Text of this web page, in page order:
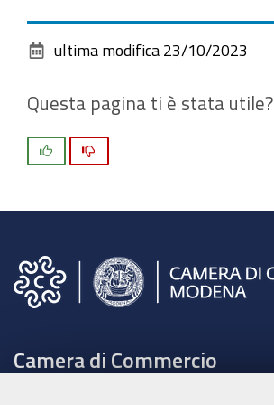
alle
originali…
ultima modifica 23/10/2023
Questa pagina ti è stata utile?
Camera di Commercio